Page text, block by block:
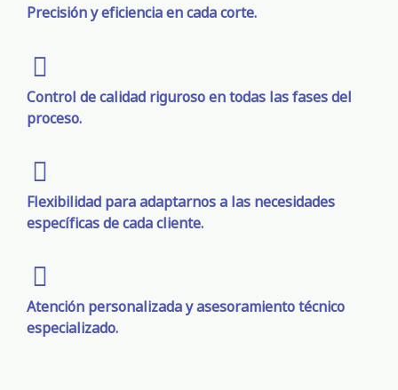
Precisión y eficiencia en cada corte.
Control de calidad riguroso en todas las fases del
proceso.
Flexibilidad para adaptarnos a las necesidades
específicas de cada cliente.
Atención personalizada y asesoramiento técnico
especializado.